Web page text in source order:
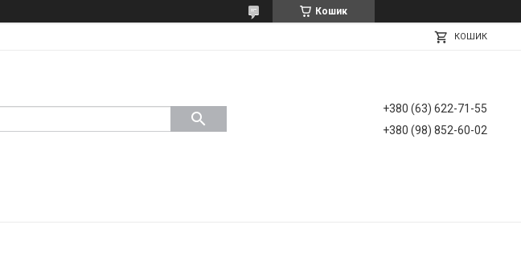
Кошик
КОШИК
+380 (63) 622-71-55
+380 (98) 852-60-02